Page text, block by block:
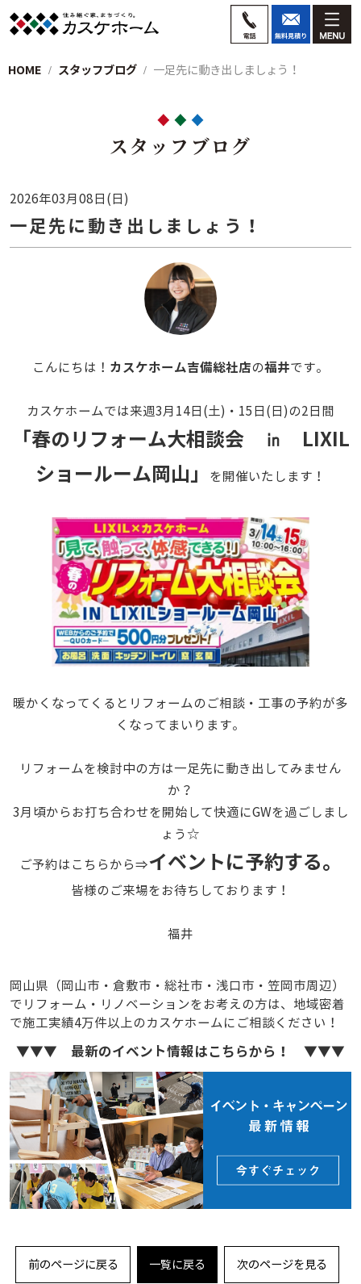
HOME スタッフブログ 一足先に動き出しましょう！
スタッフブログ
2026年03月08日(日)
一足先に動き出しましょう！
こんにちは！ カスケホーム吉備総社店の福井です。
カスケホームでは来週3月14日(土)・15日(日)の2日間
「春のリフォーム大相談会 ㏌ LIXIL
ショールーム岡山」 を開催いたします！
暖かくなってくるとリフォームのご相談・工事の予約が多
くなってまいります。
リフォームを検討中の方は一足先に動き出してみません
か？
3月頃からお打ち合わせを開始して快適にGWを過ごしまし
ょう☆
ご予約はこちらから⇒イベントに予約する。
皆様のご来場をお待ちしております！
福井
岡山県（岡山市・倉敷市・総社市・浅口市・笠岡市周辺）
でリフォーム・リノベーションをお考えの方は、地域密着
で施工実績4万件以上のカスケホームにご相談ください！
▼▼▼ 最新のイベント情報はこちらから！ ▼▼▼
前のページに戻る 一覧に戻る 次のページを見る